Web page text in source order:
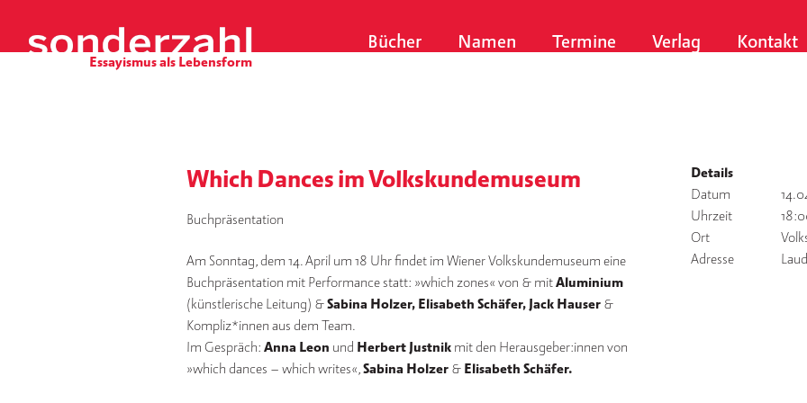
i
Bücher Namen Termine Verlag Kontakt
Which Dances im Volkskundemuseum
Buchpräsentation
Am Sonntag, dem 14. April um 18 Uhr findet im Wiener Volkskundemuseum eine
Buchpräsentation mit Performance statt: »which zones« von & mitAluminium
(künstlerische Leitung) &Sabina Holzer, Elisabeth Schäfer, Jack Hauser &
Kompliz*innen aus dem Team.
Im Gespräch: Anna Leon und Herbert Justnik mit den Herausgeber:innen von
»which dances – which writes«,Sabina Holzer & Elisabeth Schäfer.
Details
Datum
Uhrzeit
Ort
Adresse